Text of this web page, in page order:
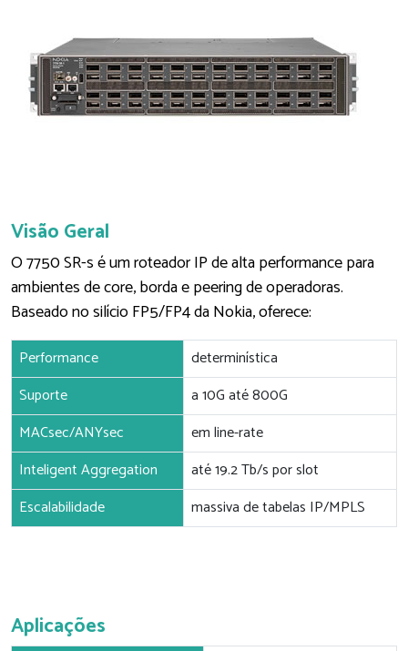
Visão Geral
O 7750 SR-s é um roteador IP de alta performance para
ambientes de core, borda e peering de operadoras.
Baseado no silício FP5/FP4 da Nokia, oferece:
Performance
determinística
Suporte
a 10G até 800G
MACsec/ANYsec
em line-rate
Inteligent Aggregation
até 19.2 Tb/s por slot
Escalabilidade
massiva de tabelas IP/MPLS
Aplicações